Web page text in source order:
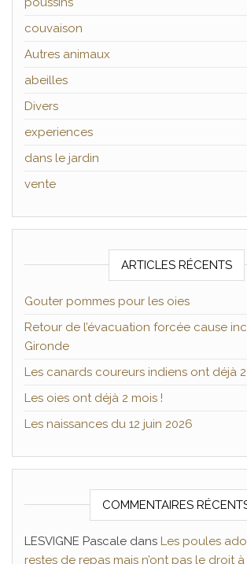
couvaison
Autres animaux
abeilles
Divers
experiences
dans le jardin
vente
ARTICLES RÉCENTS
Gouter pommes pour les oies
Retour de l’évacuation forcée cause
Gironde
Les canards coureurs indiens ont déjà 2
Les oies ont déjà 2 mois !
Les naissances du 12 juin 2026
COMMENTAIRES
LESVIGNE Pascale dans Les poules
restes de repas mais n’ont pas le droit